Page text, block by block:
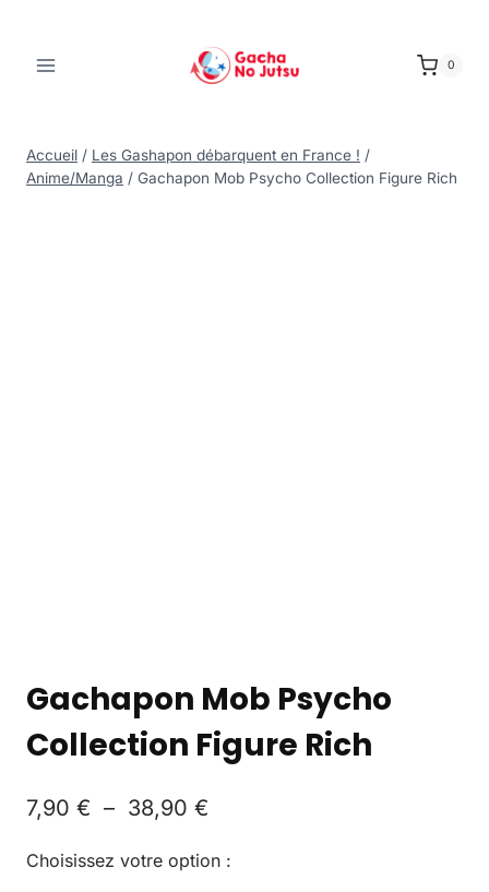
0
Accueil / Les Gashapon débarquent en France ! /
Anime/Manga / Gachapon Mob Psycho Collection Figure Rich
Gachapon Mob Psycho
Collection Figure Rich
7,90 € – 38,90 €
Choisissez votre option :